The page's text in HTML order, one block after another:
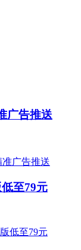
广告推送
至79元